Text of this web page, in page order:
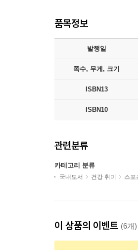
품목정보
발행일
쪽수, 무게, 크기
ISBN13
ISBN10
관련분류
카테고리 분류
국내도서 건강 취미 스포
이 상품의 이벤트 (6개)